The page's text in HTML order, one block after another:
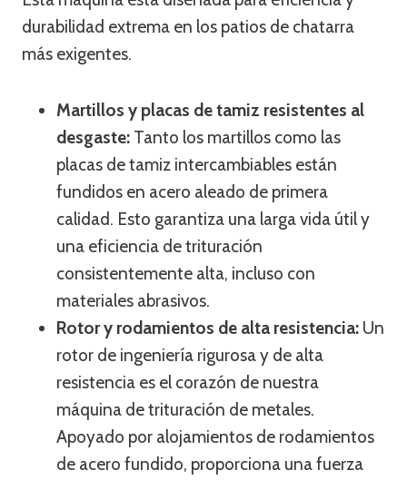
durabilidad extrema en los patios de chatarra
más exigentes.
Martillos y placas de tamiz resistentes al
desgaste: Tanto los martillos como las
placas de tamiz intercambiables están
fundidos en acero aleado de primera
calidad. Esto garantiza una larga vida útil y
una eficiencia de trituración
consistentemente alta, incluso con
materiales abrasivos.
Rotor y rodamientos de alta resistencia: Un
rotor de ingeniería rigurosa y de alta
resistencia es el corazón de nuestra
máquina de trituración de metales.
Apoyado por alojamientos de rodamientos
de acero fundido, proporciona una fuerza